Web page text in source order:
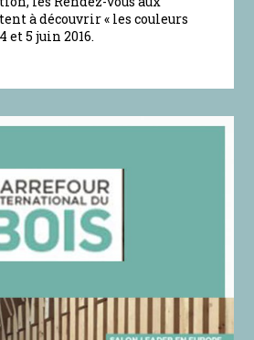
à découvrir « les couleurs
et 5 juin 2016.